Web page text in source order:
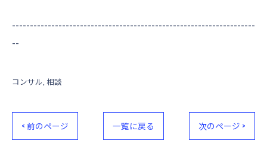
--------------------------------------------------------------------
--
コンサル 相談
< 前のページ 一覧に戻る 次のページ >